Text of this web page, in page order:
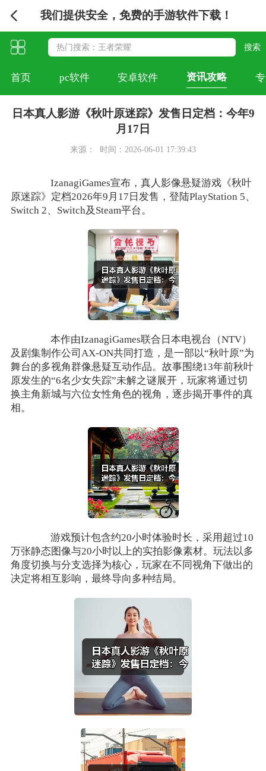
我们提供安全，免费的手游软件下载！
首页 pc软件 安卓软件 资讯攻略
日本真人影游《秋叶原迷踪》发售日定档：今年9
月17日
来源： 时间：2026-06-01 17:39:43
IzanagiGames宣布，真人影像悬疑游戏《秋叶
原迷踪》定档2026年9月17日发售，登陆PlayStation 5、
Switch 2、Switch及Steam平台。
本作由IzanagiGames联合日本电视台（NTV）
及剧集制作公司AX-ON共同打造，是一部以“秋叶原”为
舞台的多视角群像悬疑互动作品。故事围绕13年前秋叶
原发生的“6名少女失踪”未解之谜展开，玩家将通过切
换主角新城与六位女性角色的视角，逐步揭开事件的真
相。
游戏预计包含约20小时体验时长，采用超过10
万张静态图像与20小时以上的实拍影像素材。玩法以多
角度切换与分支选择为核心，玩家在不同视角下做出的
决定将相互影响，最终导向多种结局。